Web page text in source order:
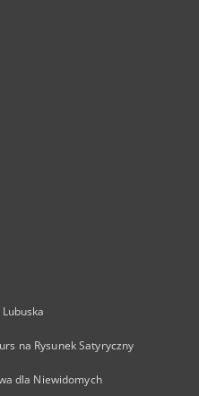
na Rysunek Satyryczny
dla Niewidomych